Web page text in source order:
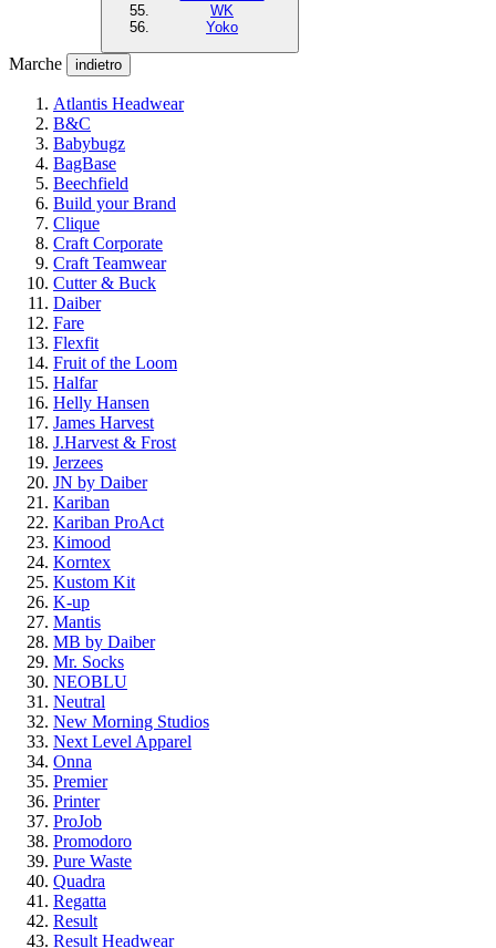
WK
Yoko
Marche indietro
Atlantis Headwear
B&C
Babybugz
BagBase
Beechfield
Build your Brand
Clique
Craft Corporate
Craft Teamwear
Cutter & Buck
Daiber
Fare
Flexfit
Fruit of the Loom
Halfar
Helly Hansen
James Harvest
J.Harvest & Frost
Jerzees
JN by Daiber
Kariban
Kariban ProAct
Kimood
Korntex
Kustom Kit
K-up
Mantis
MB by Daiber
Mr. Socks
NEOBLU
Neutral
New Morning Studios
Next Level Apparel
Onna
Premier
Printer
ProJob
Promodoro
Pure Waste
Quadra
Regatta
Result
Result Headwear